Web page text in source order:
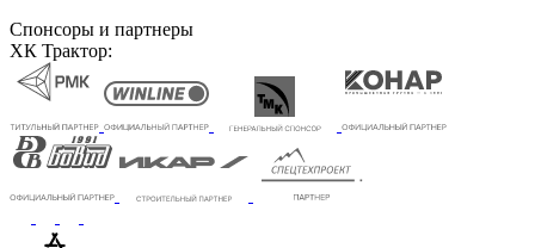
Спонсоры и партнеры
ХК Трактор: